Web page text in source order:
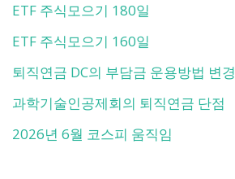
ETF 주식모으기 180일
ETF 주식모으기 160일
퇴직연금 DC의 부담금 운용방법 변경
과학기술인공제회의 퇴직연금 단점
2026년 6월 코스피 움직임